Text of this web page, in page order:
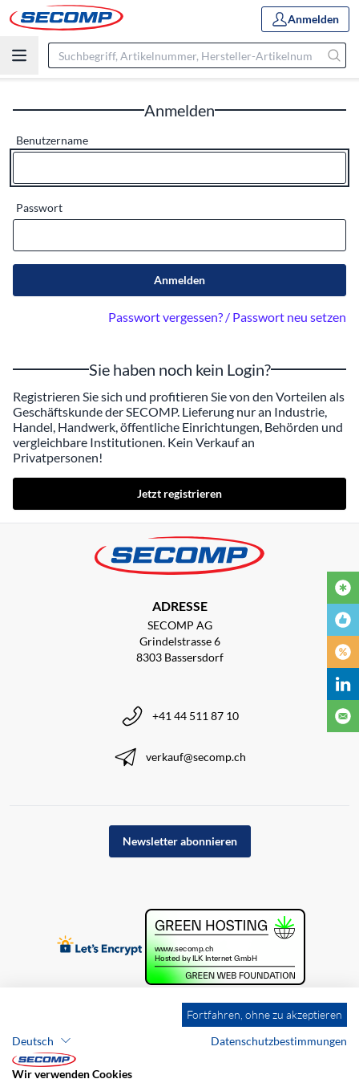
Anmelden
Anmelden
Benutzername
Passwort
Anmelden
Passwort vergessen? / Passwort neu setzen
Sie haben noch kein Login?
Registrieren Sie sich und profitieren Sie von den Vorteilen als
Geschäftskunde der SECOMP. Lieferung nur an Industrie,
Handel, Handwerk, öffentliche Einrichtungen, Behörden und
vergleichbare Institutionen. Kein Verkauf an
Privatpersonen!
Jetzt registrieren
ADRESSE
SECOMP AG
Grindelstrasse 6
8303 Bassersdorf
+41 44 511 87 10
verkauf@secomp.ch
Newsletter abonnieren
Fortfahren, ohne zu akzeptieren
Deutsch
Datenschutzbestimmungen
Wir verwenden Cookies